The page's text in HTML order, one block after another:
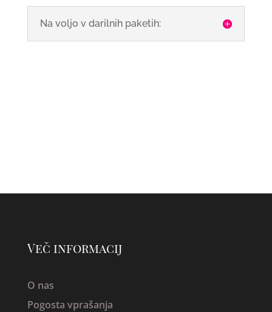
Na voljo v darilnih paketih:
Več informacij
O nas
Pogosta vprašanja